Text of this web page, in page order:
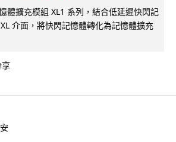
體擴充模組 XL1 系列，結合低延遲快閃記
介面，將快閃記憶體轉化為記憶體擴充